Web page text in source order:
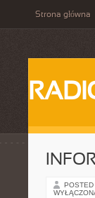
Strona główna
POSTED